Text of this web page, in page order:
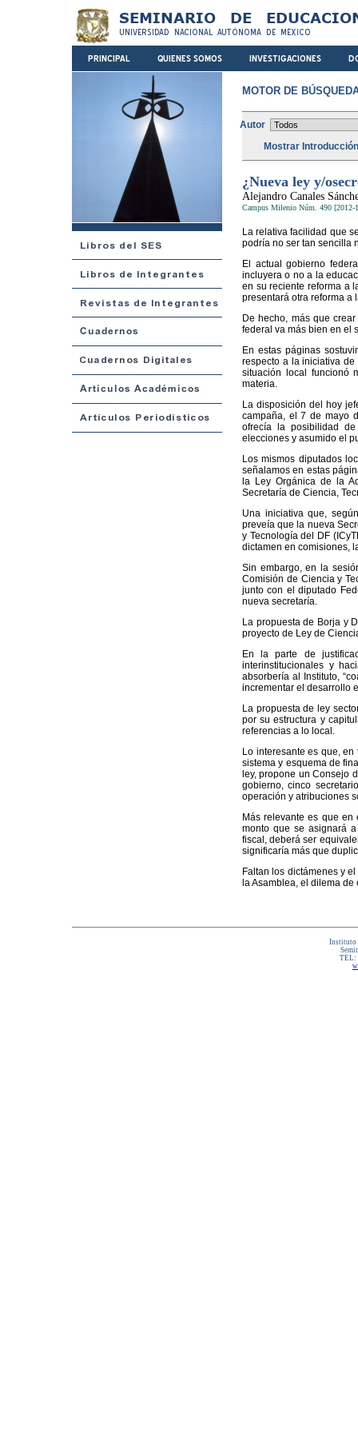
MOTOR DE
Autor
Mostrar
¿Nueva ley y/
Alejandro Canales
Campus Milenio Núm. 490 [2012-
La relativa facilidad que
podría no ser tan sencilla
El actual gobierno
incluyera o no a la
en su reciente reforma a
presentará otra reforma a
De hecho, más que
federal va más bien en el
En estas páginas
respecto a la iniciativa
situación local funcionó
materia.
La disposición del hoy
campaña, el 7 de mayo
ofrecía la posibilidad
elecciones y asumido el
Los mismos diputados
señalamos en estas
la Ley Orgánica de la
Secretaría de Ciencia,
Una iniciativa que,
preveía que la nueva
y Tecnología del DF
dictamen en comisiones,
Sin embargo, en la
Comisión de Ciencia y
junto con el diputado
nueva secretaría.
La propuesta de Borja y
proyecto de Ley de
En la parte de
interinstitucionales y
absorbería al Instituto,
incrementar el desarrollo
La propuesta de ley
por su estructura y
referencias a lo local.
Lo interesante es que,
sistema y esquema de
ley, propone un Consejo
gobierno, cinco
operación y atribuciones
Más relevante es que en
monto que se asignará
fiscal, deberá ser
significaría más que
Faltan los dictámenes y
la Asamblea, el dilema
Instituto
TEL: